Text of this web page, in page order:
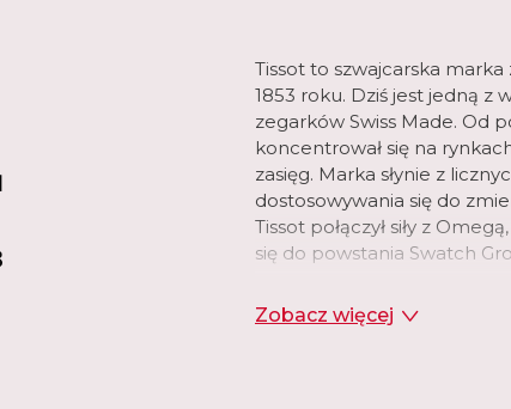
Tissot to szwajcarska
1853 roku. Dziś jest jedną z
zegarków Swiss Made. Od
koncentrował się na
zasięg. Marka słynie z
dostosowywania się do
Tissot połączył siły z
się do powstania Swatch
Marka proponuje modele
Zobacz więcej